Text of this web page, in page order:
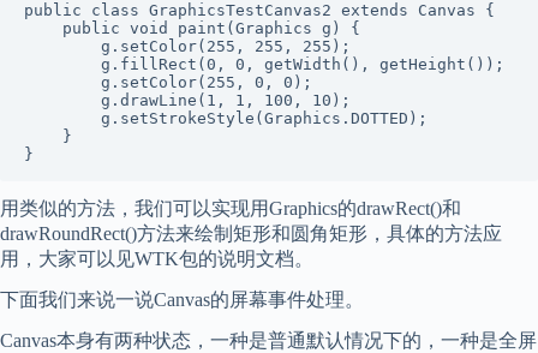
public class GraphicsTestCanvas2 extends Canvas {
    public void paint(Graphics g) {
        g.setColor(255, 255, 255);
        g.fillRect(0, 0, getWidth(), getHeight());
        g.setColor(255, 0, 0);
        g.drawLine(1, 1, 100, 10);
        g.setStrokeStyle(Graphics.DOTTED);
    }
}
用类似的方法，我们可以实现用Graphics的drawRect()和
drawRoundRect()方法来绘制矩形和圆角矩形，具体的方法应
用，大家可以见WTK包的说明文档。
下面我们来说一说Canvas的屏幕事件处理。
Canvas本身有两种状态，一种是普通默认情况下的，一种是全屏